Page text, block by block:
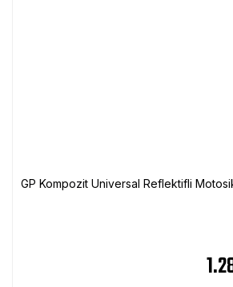
GP Kompozit Universal Reflektifli